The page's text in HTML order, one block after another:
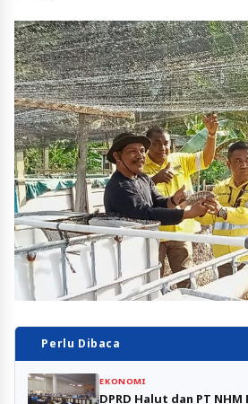
Perlu Dibaca
EKONOMI
DPRD Halut dan PT